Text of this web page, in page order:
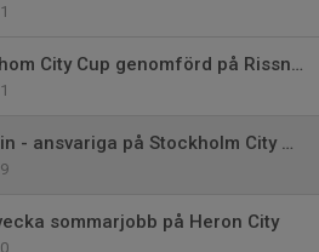
1
Finalen av Stockhom City Cup genomförd på Rissne Torg
1
Sebastian och Elin - ansvariga på Stockholm City Cup etapp 2
9
sommarjobb på Heron City
0